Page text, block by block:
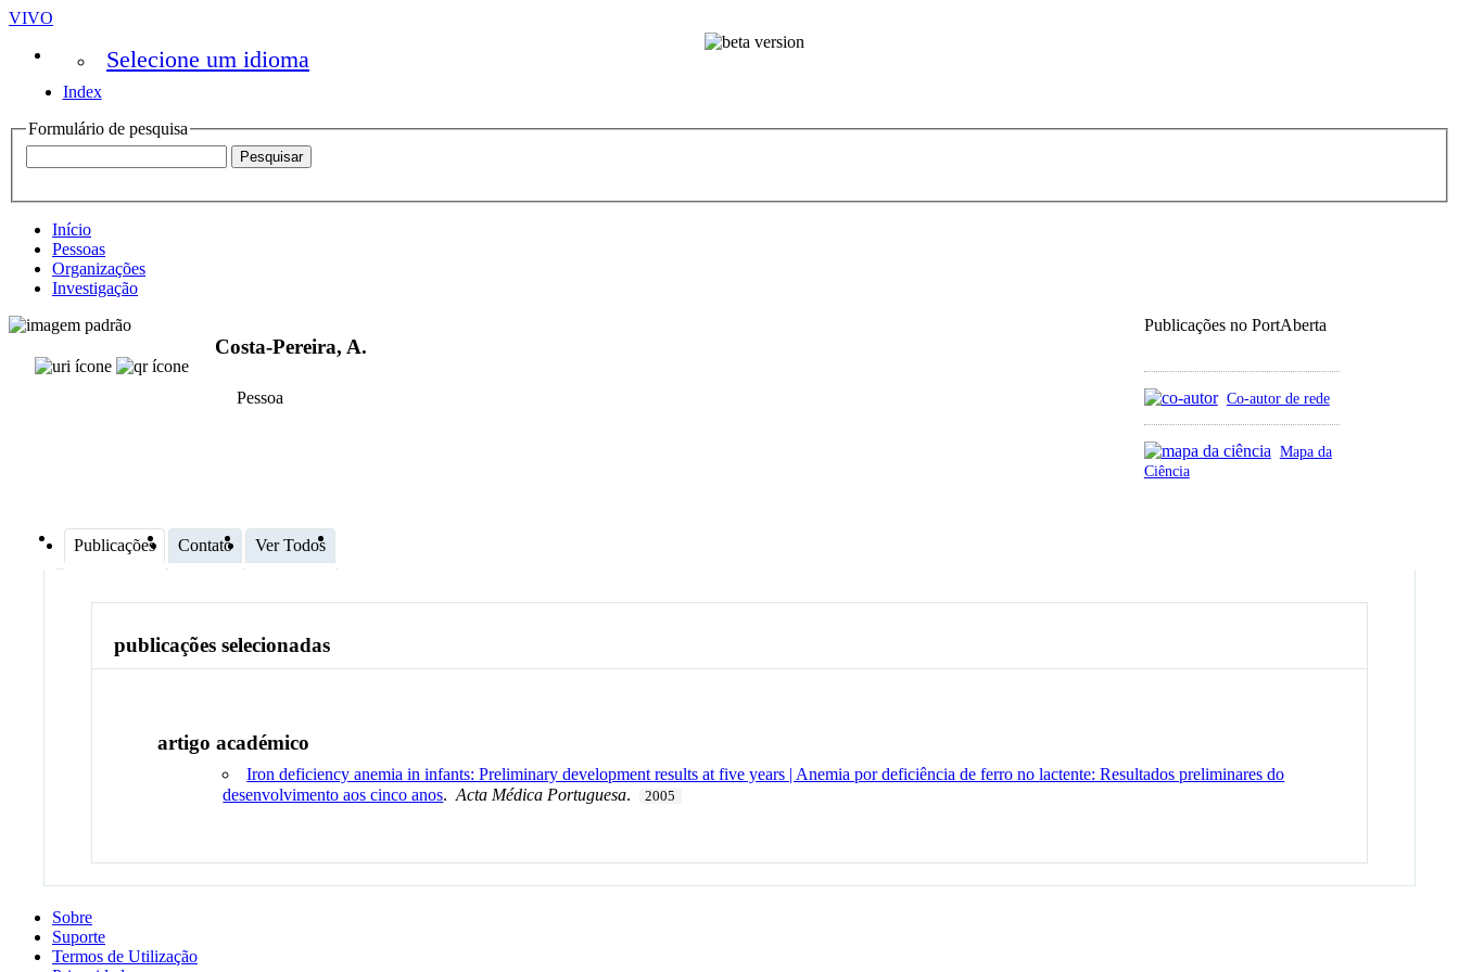
VIVO
Selecione um idioma
Index
Formulário de pesquisa
Início
Pessoas
Organizações
Investigação
Publicações no PortAberta
Co-autor de rede
Mapa da
Ciência
Costa-Pereira, A.
Pessoa
Publicações Contato Ver Todos
publicações selecionadas
artigo académico
Iron deficiency anemia in infants: Preliminary development results at five years | Anemia por deficiência de ferro no lactente: Resultados preliminares do
desenvolvimento aos cinco anos.Acta Médica Portuguesa. 2005
Sobre
Suporte
Termos de Utilização